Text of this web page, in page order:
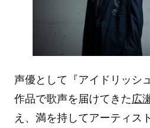
声優として『アイドリッシ
作品で歌声を届けてきた広
え、満を持してアーティス